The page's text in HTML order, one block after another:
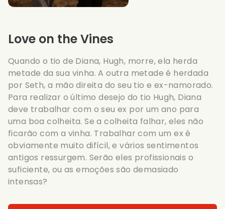
Love on the Vines
Quando o tio de Diana, Hugh, morre, ela herda
metade da sua vinha. A outra metade é herdada
por Seth, a mão direita do seu tio e ex-namorado.
Para realizar o último desejo do tio Hugh, Diana
deve trabalhar com o seu ex por um ano para
uma boa colheita. Se a colheita falhar, eles não
ficarão com a vinha. Trabalhar com um ex é
obviamente muito difícil, e vários sentimentos
antigos ressurgem. Serão eles profissionais o
suficiente, ou as emoções são demasiado
intensas?